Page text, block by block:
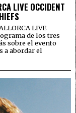
LIVE OCCIDENT
LIVE
de los tres
sobre el evento
a abordar el